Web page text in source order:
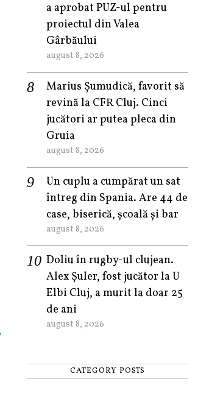
a aprobat PUZ-ul pentru
proiectul din Valea
Gârbăului
august 8, 2026
Marius Șumudică, favorit să
revină la CFR Cluj. Cinci
jucători ar putea pleca din
Gruia
august 8, 2026
Un cuplu a cumpărat un sat
întreg din Spania. Are 44 de
case, biserică, școală și bar
august 8, 2026
Doliu în rugby-ul clujean.
Alex Șuler, fost jucător la U
Elbi Cluj, a murit la doar 25
de ani
august 8, 2026
CATEGORY POSTS